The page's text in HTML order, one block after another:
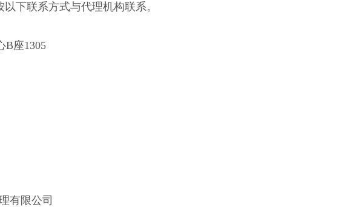
下联系方式与代理机构联系。
座1305
公司